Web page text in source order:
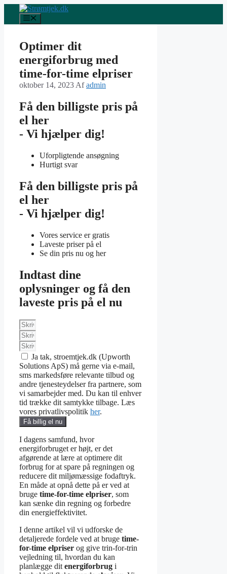
indhold
Optimer dit
energiforbrug med
time-for-time elpriser
oktober 14, 2023 Afadmin
Få den billigste pris på
el her
- Vi hjælper dig!
Uforpligtende ansøgning
Hurtigt svar
Få den billigste pris på
el her
- Vi hjælper dig!
Vores service er gratis
Laveste priser på el
Se din pris nu og her
Indtast dine
oplysninger og få den
laveste pris på el nu
Ja tak, stroemtjek.dk (Upworth
Solutions ApS) må gerne via e-mail,
sms markedsføre relevante tilbud og
andre tjenesteydelser fra partnere, som
vi samarbejder med. Du kan til enhver
tid trække dit samtykke tilbage. Læs
vores privatlivspolitik her.
Få billig el nu
I dagens samfund, hvor
energiforbruget er højt, er det
afgørende at lære at optimere dit
forbrug for at spare på regningen og
reducere dit miljømæssige fodaftryk.
En måde at opnå dette på er ved at
bruge time-for-time elpriser, som
kan sænke din regning og forbedre
din energieffektivitet.
I denne artikel vil vi udforske de
detaljerede fordele ved at bruge time-
for-time elpriser og give trin-for-trin
vejledning til, hvordan du kan
planlægge dit energiforbrug i